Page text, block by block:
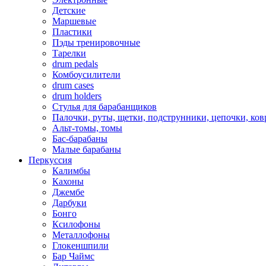
Детские
Маршевые
Пластики
Пэды тренировочные
Тарелки
drum pedals
Комбоусилители
drum cases
drum holders
Стулья для барабанщиков
Палочки, руты, щетки, подструнники, цепочки,
Альт-томы, томы
Бас-барабаны
Малые барабаны
Перкуссия
Калимбы
Кахоны
Джембе
Дарбуки
Бонго
Ксилофоны
Металлофоны
Глокеншпили
Бар Чаймс